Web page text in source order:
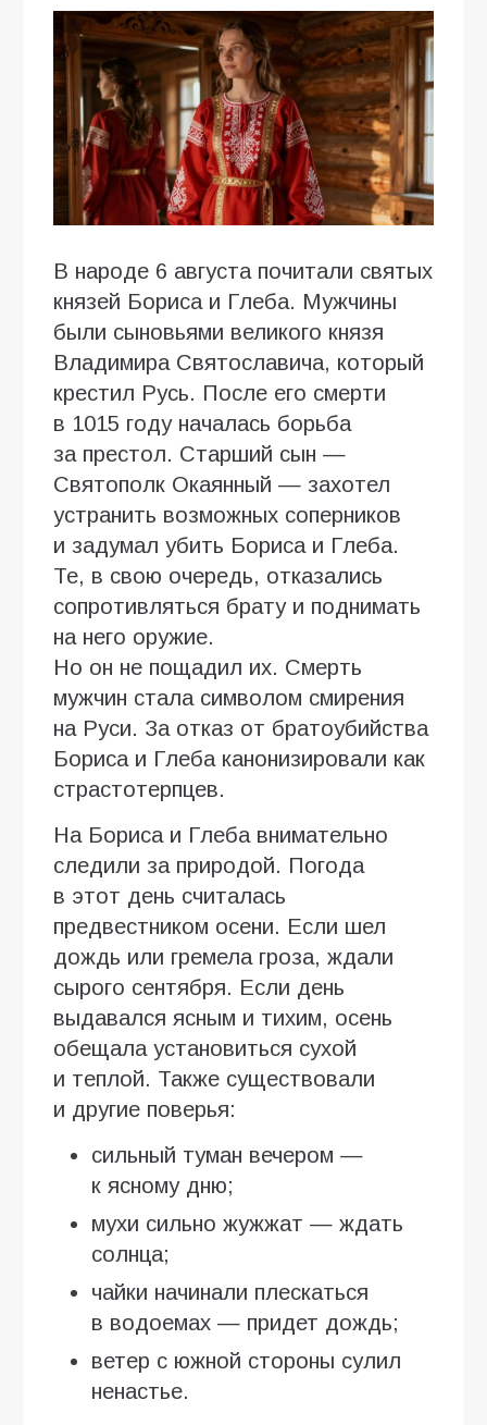
В народе 6 августа почитали святых
князей Бориса и Глеба. Мужчины
были сыновьями великого князя
Владимира Святославича, который
крестил Русь. После его смерти
в 1015 году началась борьба
за престол. Старший сын —
Святополк Окаянный — захотел
устранить возможных соперников
и задумал убить Бориса и Глеба.
Те, в свою очередь, отказались
сопротивляться брату и поднимать
на него оружие.
Но он не пощадил их. Смерть
мужчин стала символом смирения
на Руси. За отказ от братоубийства
Бориса и Глеба канонизировали как
страстотерпцев.
На Бориса и Глеба внимательно
следили за природой. Погода
в этот день считалась
предвестником осени. Если шел
дождь или гремела гроза, ждали
сырого сентября. Если день
выдавался ясным и тихим, осень
обещала установиться сухой
и теплой. Также существовали
и другие поверья:
сильный туман вечером —
к ясному дню;
мухи сильно жужжат — ждать
солнца;
чайки начинали плескаться
в водоемах — придет дождь;
ветер с южной стороны сулил
ненастье.